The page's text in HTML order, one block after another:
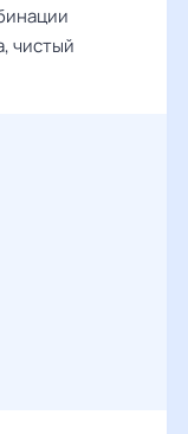
чистый